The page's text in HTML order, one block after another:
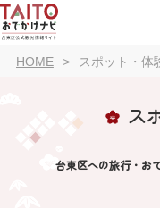
HOME スポット・体
ス
台東区への旅行・お